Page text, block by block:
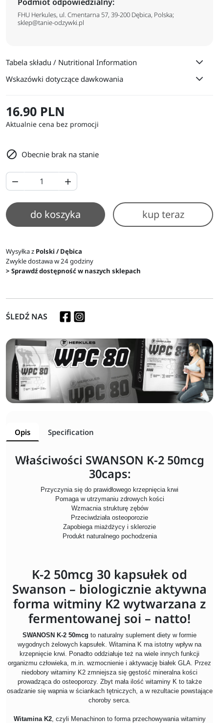
FHU Herkules, ul. Cmentarna 57, 39-200 Dębica, Polska;
sklep@tanie-odzywki.pl
Tabela składu / Nutritional Information
Wskazówki dotyczące dawkowania
16.90 PLN
Aktualnie cena bez promocji
 Obecnie brak na stanie
 
do koszyka kup teraz
Wysyłka z Polski / Dębica
Zwykle dostawa w 24 godziny
> Sprawdź dostępność w naszych sklepach
ŚLEDŹ NAS
Opis Specification
Właściwości SWANSON K-2 50mcg
30caps:
Przyczynia się do prawidłowego krzepnięcia krwi
Pomaga w utrzymaniu zdrowych kości
Wzmacnia strukturę zębów
Przeciwdziała osteoporozie
Zapobiega miażdżycy i sklerozie
Produkt naturalnego pochodzenia
K-2 50mcg 30 kapsułek od
Swanson – biologicznie aktywna
forma witminy K2 wytwarzana z
fermentowanej soi – natto!
SWANOSN K-2 50mcg to naturalny suplement diety w formie
wygodnych żelowych kapsułek. Witamina K ma istotny wpływ na
krzepnięcie krwi. Ponadto oddziałuje też na wiele innych funkcji
organizmu człowieka, m.in. wzmocnienie i aktywację białek GLA. Przez
niedobory witaminy K2 zmniejsza się gęstość mineralna kości
prowadząca do osteoporozy. Zbyt mała ilość witaminy K to także
osadzanie się wapnia w ściankach tętniczych, a w rezultacie powstające
choroby serca.
Witamina K2, czyli Menachinon to forma przechowywania witaminy